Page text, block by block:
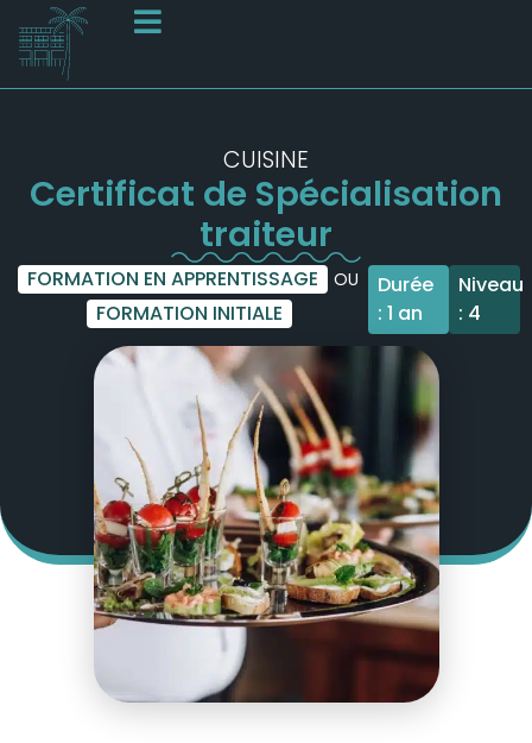
CUISINE
Certificat de Spécialisation
traiteur
FORMATION EN APPRENTISSAGE OU
FORMATION INITIALE
Durée
: 1 an
Niveau
: 4